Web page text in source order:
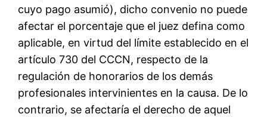
cuyo pago asumió), dicho convenio no puede
afectar el porcentaje que el juez defina como
aplicable, en virtud del límite establecido en el
artículo 730 del CCCN, respecto de la
regulación de honorarios de los demás
profesionales intervinientes en la causa. De lo
contrario, se afectaría el derecho de aquel